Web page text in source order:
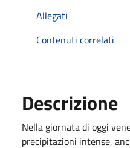
Allegati
Contenuti correlati
Descrizione
Nella giornata di oggi
precipitazioni intense,